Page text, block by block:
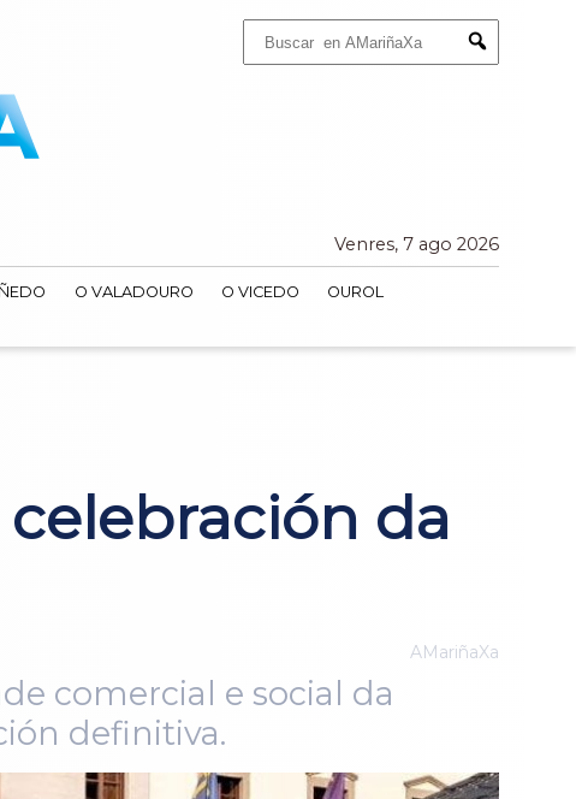
Submit
Venres, 7 ago 2026
O VALADOURO O VICEDO
OUROL
da
AMariñaXa
comercial e social da
definitiva.